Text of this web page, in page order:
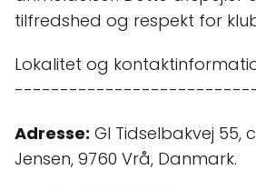
tilfredshed og respekt for
Lokalitet og
Adresse: Gl Tidselbakvej 55,
Jensen, 9760 Vrå, Danmark.